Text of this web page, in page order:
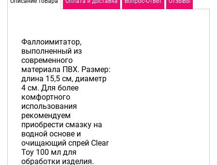
Фаллоимитатор,
выполненный из
современного
материала ПВХ. Размер:
длина 15,5 см, диаметр
4 см. Для более
комфортного
использования
рекомендуем
приобрести смазку на
водной основе и
очищающий спрей Clear
Toy 100 мл для
обработки изделия.